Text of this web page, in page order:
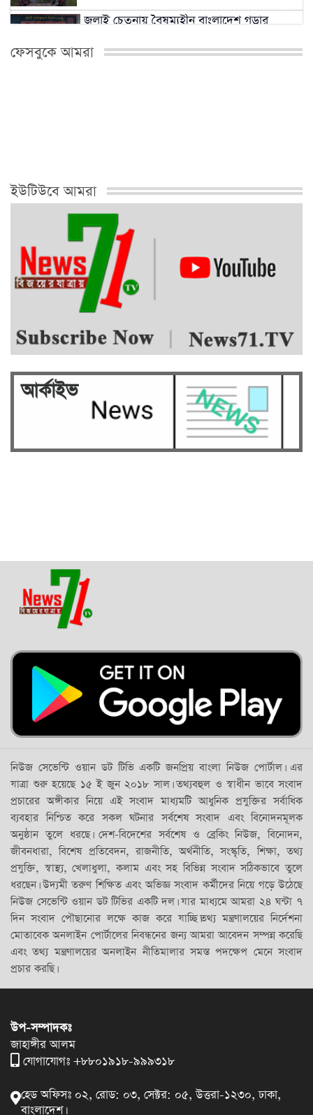
জুলাই চেতনায় বৈষম্যহীন বাংলাদেশ গড়ার
ফেসবুকে আমরা
ইউটিউবে আমরা
আর্কাইভ
নিউজ সেভেন্টি ওয়ান ডট টিভি একটি জনপ্রিয় বাংলা নিউজ পোর্টাল। এর
যাত্রা শুরু হয়েছে ১৫ ই জুন ২০১৮ সাল। তথ্যবহুল ও স্বাধীন ভাবে সংবাদ
প্রচারের অঙ্গীকার নিয়ে এই সংবাদ মাধ্যমটি আধুনিক প্রযুক্তির সর্বাধিক
ব্যবহার নিশ্চিত করে সকল ঘটনার সর্বশেষ সংবাদ এবং বিনোদনমূলক
অনুষ্ঠান তুলে ধরছে। দেশ-বিদেশের সর্বশেষ ও ব্রেকিং নিউজ, বিনোদন,
জীবনধারা, বিশেষ প্রতিবেদন, রাজনীতি, অর্থনীতি, সংস্কৃতি, শিক্ষা, তথ্য
প্রযুক্তি, স্বাস্থ্য, খেলাধুলা, কলাম এবং সহ বিভিন্ন সংবাদ সঠিকভাবে তুলে
ধরছেন। উদ্যমী তরুণ শিক্ষিত এবং অভিজ্ঞ সংবাদ কর্মীদের নিয়ে গড়ে উঠেছে
নিউজ সেভেন্টি ওয়ান ডট টিভির একটি দল। যার মাধ্যমে আমরা ২৪ ঘন্টা ৭
দিন সংবাদ পৌছানোর লক্ষে কাজ করে যাচ্ছি।তথ্য মন্ত্রণালয়ের নির্দেশনা
মোতাবেক অনলাইন পোর্টালের নিবন্ধনের জন্য আমরা আবেদন সম্পন্ন করেছি
এবং তথ্য মন্ত্রণালয়ের অনলাইন নীতিমালার সমস্ত পদক্ষেপ মেনে সংবাদ
প্রচার করছি।
উপ-সম্পাদকঃ
জাহাঙ্গীর আলম
যোগাযোগঃ +৮৮০১৯১৮-৯৯৯৩১৮
হেড অফিসঃ ০২, রোড: ০৩, সেক্টর: ০৫, উত্তরা-১২৩০, ঢাকা,
বাংলাদেশ।